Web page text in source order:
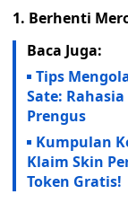
1. Berhenti
Baca Juga:
Tips
Sate:
Prengus
Kumpulan
Klaim Skin
Token Gratis!